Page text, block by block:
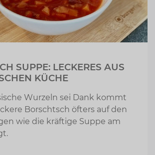
SUPPE: LECKERES AUS
KÜCHE
Wurzeln sei Dank kommt
Borschtsch öfters auf den
wie die kräftige Suppe am